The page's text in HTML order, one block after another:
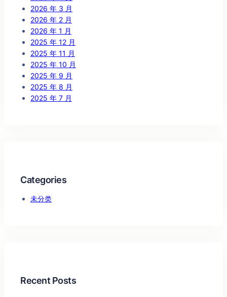
2026 年 3 月
2026 年 2 月
2026 年 1 月
2025 年 12 月
2025 年 11 月
2025 年 10 月
2025 年 9 月
2025 年 8 月
2025 年 7 月
Categories
未分类
Recent Posts